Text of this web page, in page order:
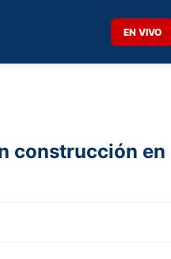
EN VIVO
construcción en